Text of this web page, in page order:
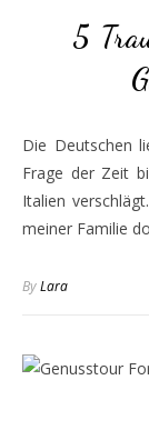
5
Die Deutschen lieben den Gardasee und so war es nur eine
Frage der Zeit
Italien
meiner Familie
ByLara